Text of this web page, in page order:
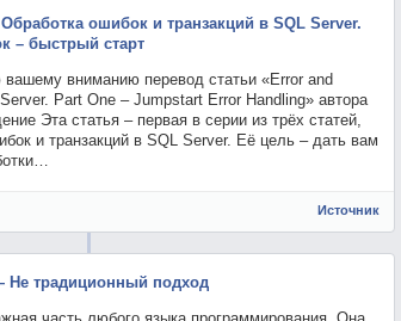
ошибок и транзакций в SQL Server.
– быстрый старт
вниманию перевод статьи «Error and
Part One – Jumpstart Error Handling» автора
Эта статья – первая в серии из трёх статей,
и транзакций в SQL Server. Её цель – дать вам
Источник
традиционный подход